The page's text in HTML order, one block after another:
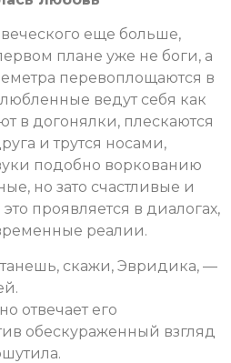
еще больше,
плане уже не боги, а
перевоплощаются в
ведут себя как
в догонялки, плескаются
и трутся носами,
подобно воркованию
но зато счастливые и
проявляется в диалогах,
реалии.
скажи, Эвридика, —
отвечает его
обескураженный взгляд